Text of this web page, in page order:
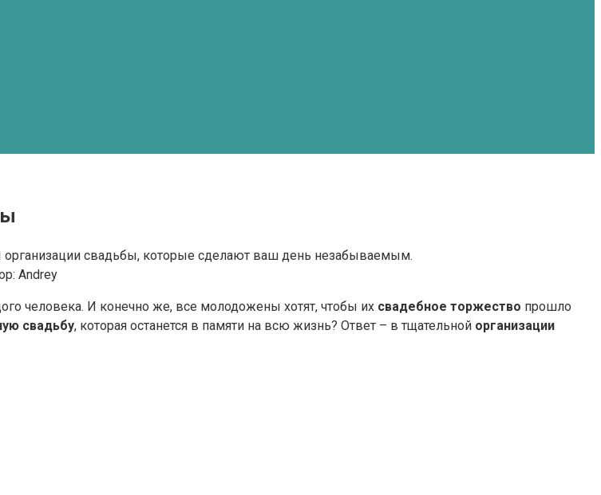
организации свадьбы, которые сделают ваш день незабываемым.
Andrey
человека. И конечно же, все молодожены хотят, чтобы их свадебное торжество прошло
свадьбу, которая останется в памяти на всю жизнь? Ответ – в тщательной организации